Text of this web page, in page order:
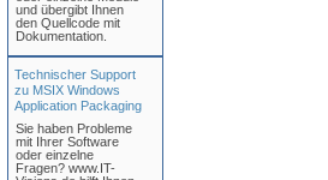
und übergibt Ihnen
den Quellcode mit
Dokumentation.
Technischer Support
zu MSIX Windows
Application Packaging
Sie haben Probleme
mit Ihrer Software
oder einzelne
Fragen? www.IT-